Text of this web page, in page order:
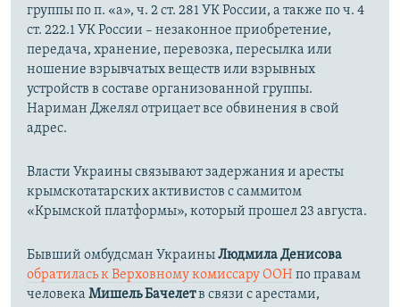
группы по п. «а», ч. 2 ст. 281 УК России, а также по ч. 4
ст. 222.1 УК России – незаконное приобретение,
передача, хранение, перевозка, пересылка или
ношение взрывчатых веществ или взрывных
устройств в составе организованной группы.
Нариман Джелял отрицает все обвинения в свой
адрес.
Власти Украины связывают задержания и аресты
крымскотатарских активистов с саммитом
«Крымской платформы», который прошел 23 августа.
Бывший омбудсман УкраиныЛюдмила Денисова
обратилась к Верховному комиссару ООН по правам
человека Мишель Бачелетв связи с арестами,